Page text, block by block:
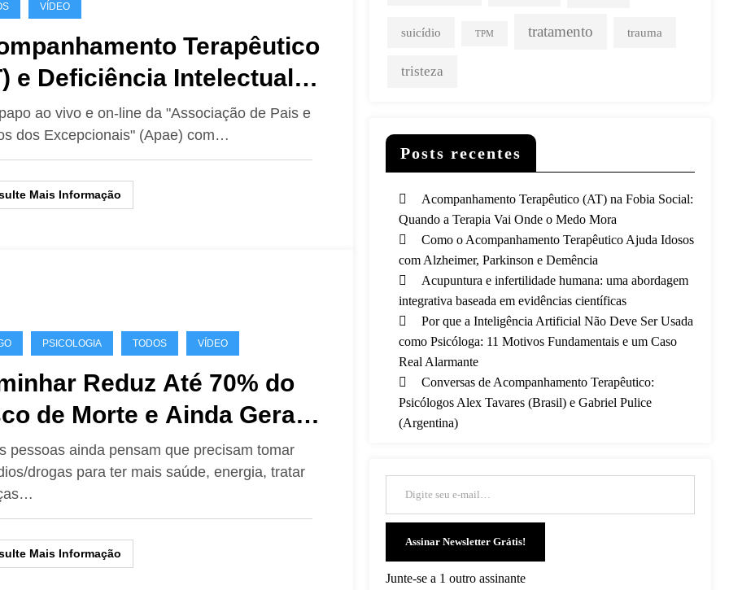
VÍDEO
Terapêutico
e Deficiência Intelectual
ao vivo e on-line da "Associação de Pais e
dos Excepcionais" (Apae) com…
Mais Informação
PSICOLOGIA TODOS VÍDEO
Reduz Até 70% do
de Morte e Ainda Gera
Física e Mental, Com
em Ciência?
pessoas ainda pensam que precisam tomar
drogas para ter mais saúde, energia, tratar
Mais Informação
suicídio TPM tratamento trauma
tristeza
Posts recentes
Acompanhamento Terapêutico (AT) na Fobia Social:
Quando a Terapia Vai Onde o Medo Mora
Como o Acompanhamento Terapêutico Ajuda Idosos
com Alzheimer, Parkinson e Demência
Acupuntura e infertilidade humana: uma abordagem
integrativa baseada em evidências científicas
Por que a Inteligência Artificial Não Deve Ser Usada
como Psicóloga: 11 Motivos Fundamentais e um Caso
Real Alarmante
Conversas de Acompanhamento Terapêutico:
Psicólogos Alex Tavares (Brasil) e Gabriel Pulice
(Argentina)
Digite seu e-mail…
Assinar Newsletter Grátis!
Junte-se a 1 outro assinante